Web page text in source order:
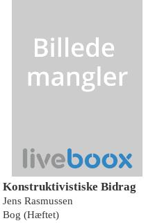
Konstruktivistiske Bidrag
Jens Rasmussen
Bog (Hæftet)